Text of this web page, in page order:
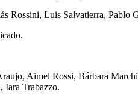
Rossini, Luis Salvatierra, Pablo
Aimel Rossi, Bárbara
Iara Trabazzo.